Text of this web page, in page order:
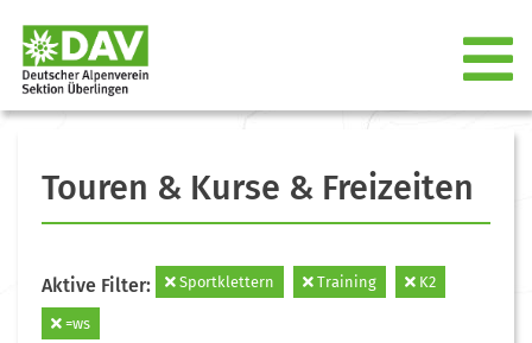
Touren & Kurse & Freizeiten
Aktive Filter: Sportklettern Training K2
=ws